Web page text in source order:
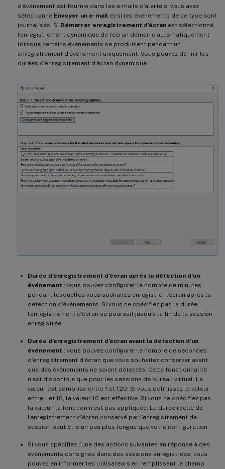
d’événement est fournie dans les e-mails d’alerte si vous avez
sélectionné Envoyer un e-mail et si les événements de ce type sont
journalisés. Si Démarrer enregistrement d’écran est sélectionné,
l’enregistrement dynamique de l’écran démarre automatiquement
lorsque certains événements se produisent pendant un
enregistrement d’événement uniquement. Vous pouvez définir les
durées d’enregistrement d’écran dynamique.
Durée d’enregistrement d’écran après la détection d’un
événement : vous pouvez configurer le nombre de minutes
pendant lesquelles vous souhaitez enregistrer l’écran après la
détection d’événements. Si vous ne spécifiez pas la durée,
l’enregistrement d’écran se poursuit jusqu’à la fin de la session
enregistrée.
Durée d’enregistrement d’écran avant la détection d’un
événement : vous pouvez configurer le nombre de secondes
d’enregistrement d’écran que vous souhaitez conserver avant
que des événements ne soient détectés. Cette fonctionnalité
n’est disponible que pour les sessions de bureau virtuel. La
valeur est comprise entre 1 et 120. Si vous définissez la valeur
entre 1 et 10, la valeur 10 est effective. Si vous ne spécifiez pas
la valeur, la fonction n’est pas appliquée. La durée réelle de
l’enregistrement d’écran conservé par l’enregistrement de
session peut être un peu plus longue que votre configuration.
Si vous spécifiez l’une des actions suivantes en réponse à des
événements consignés dans des sessions enregistrées, vous
pouvez en informer les utilisateurs en remplissant le champ